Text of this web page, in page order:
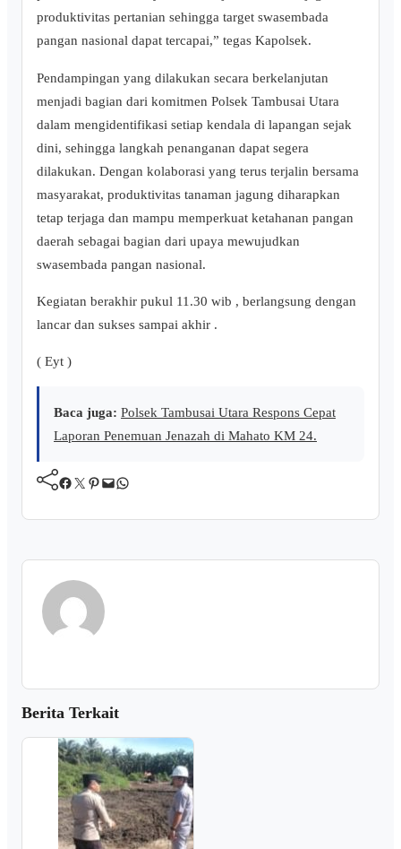
produktivitas pertanian sehingga target swasembada
pangan nasional dapat tercapai,” tegas Kapolsek.
Pendampingan yang dilakukan secara berkelanjutan
menjadi bagian dari komitmen Polsek Tambusai Utara
dalam mengidentifikasi setiap kendala di lapangan sejak
dini, sehingga langkah penanganan dapat segera
dilakukan. Dengan kolaborasi yang terus terjalin bersama
masyarakat, produktivitas tanaman jagung diharapkan
tetap terjaga dan mampu memperkuat ketahanan pangan
daerah sebagai bagian dari upaya mewujudkan
swasembada pangan nasional.
Kegiatan berakhir pukul 11.30 wib , berlangsung dengan
lancar dan sukses sampai akhir .
( Eyt )
Baca juga: Polsek Tambusai Utara Respons Cepat
Laporan Penemuan Jenazah di Mahato KM 24.
Facebook Twitter Pinterest Mail WhatsApp
Berita Terkait